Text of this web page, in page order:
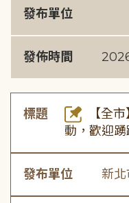
發布單位
發佈時間
標題
【全
動，歡迎踴
發布單位 新北